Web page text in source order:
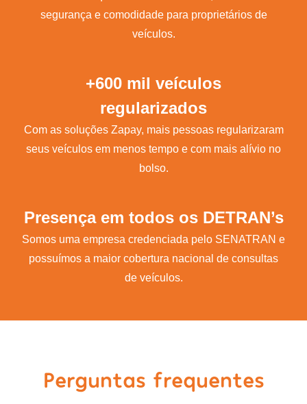
segurança e comodidade para proprietários de
veículos.
+600 mil veículos
regularizados
Com as soluções Zapay, mais pessoas regularizaram
seus veículos em menos tempo e com mais alívio no
bolso.
Presença em todos os DETRAN’s
Somos uma empresa credenciada pelo SENATRAN e
possuímos a maior cobertura nacional de consultas
de veículos.
Perguntas frequentes